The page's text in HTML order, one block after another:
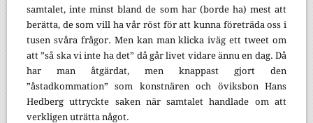
samtalet, inte minst bland de som har (borde ha) mest att
berätta, de som vill ha vår röst för att kunna företräda oss i
tusen svåra frågor. Men kan man klicka iväg ett tweet om
att ”så ska vi inte ha det” då går livet vidare ännu en dag. Då
har man åtgärdat, men knappast gjort den
”åstadkommation” som konstnären och öviksbon Hans
Hedberg uttryckte saken när samtalet handlade om att
verkligen uträtta något.